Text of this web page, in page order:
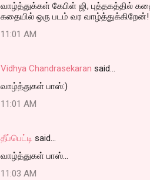
வாழ்த்துக்கள் கேபிள் ஜி, புத்தகத்தில்
கதையில் ஒரு படம் வர வாழ்த்துக்கிறேன்!
11:01 AM
Vidhya Chandrasekaran said…
வாழ்த்துகள் பாஸ்:)
11:01 AM
தீப்பெட்டி said…
வாழ்த்துகள் பாஸ்...
11:03 AM